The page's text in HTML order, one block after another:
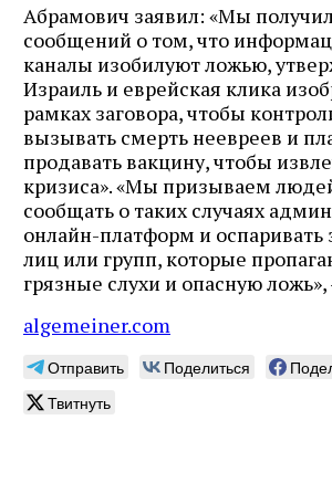
Абрамович заявил: «Мы
сообщений о том, что
каналы изобилуют ложью,
Израиль и еврейская клика
рамках заговора, чтобы
вызывать смерть неевреев и
продавать вакцину, чтобы
кризиса». «Мы призываем
сообщать о таких случаях
онлайн-платформ и оспаривать
лиц или групп, которые
грязные слухи и опасную
algemeiner.com
Отправить Поделиться
Твитнуть